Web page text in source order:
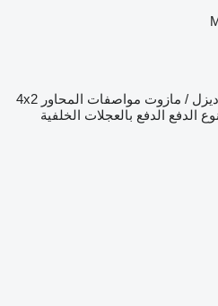
ديزل / مازوت مواصفات المحاور 4x2
نوع الدفع الدفع بالعجلات الخلفية